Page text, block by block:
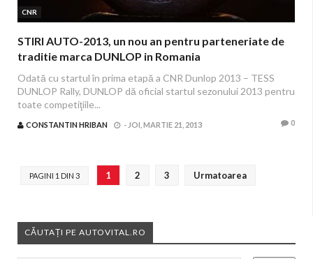
CNR
STIRI AUTO-2013, un nou an pentru parteneriate de
traditie marca DUNLOP in Romania
Odată cu startul în prima etapă a CNR Dunlop 2013 – TESS
DUNLOP Rally, DUNLOP dă oficial startul sezonului 2013 pentru
toate competiţiile...
CONSTANTIN HRIBAN - JOI, MARTIE 21, 2013 0
PAGINI 1 DIN 3 1 2 3 Urmatoarea
CĂUTAȚI PE AUTOVITAL.RO